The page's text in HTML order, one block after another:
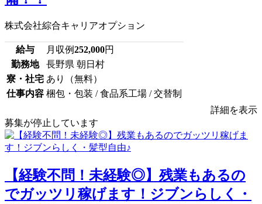
株式会社綜合キャリアオプション
給与 月収例252,000円
勤務地
長野県 朝日村
寮・社宅 あり（無料）
仕事内容 梱包・包装 / 食品系工場 / 交替制
詳細を表示
募集が停止しています
【経験不問！未経験◎】残業もあるの
でガッツリ稼げます！ジブンらしく・